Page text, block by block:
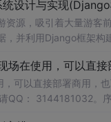
设计与实现
资源，吸引着大量游
，并利用Django框架
系统能够为游客提供
场在使用，可以直接
，可以直接部署商用
QQ： 3144181032。